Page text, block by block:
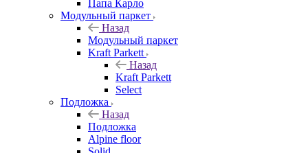
Папа Карло
Модульный паркет
Назад
Модульный паркет
Kraft Parkett
Назад
Kraft Parkett
Select
Подложка
Назад
Подложка
Alpine floor